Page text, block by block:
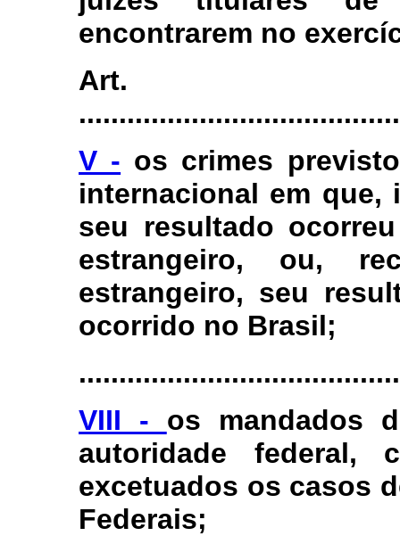
encontrarem no
V - os crimes
internacional em que,
seu resultado
estrangeiro, ou,
estrangeiro, seu
ocorrido no Brasil;
VIII - os mandados
autoridade
excetuados os casos
Federais;